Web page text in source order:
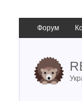
Форум